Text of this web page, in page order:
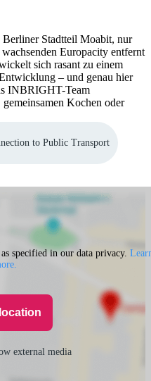
Stadtteil Moabit, nur
Europacity entfernt
sich rasant zu einem
– und genau hier
INBRIGHT-Team
Kochen oder
to Public Transport
specified in our data privacy.
external media